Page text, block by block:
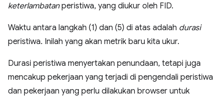
keterlambatanperistiwa, yang diukur oleh FID.
Waktu antara langkah (1) dan (5) di atas adalah durasi
peristiwa. Inilah yang akan metrik baru kita ukur.
Durasi peristiwa menyertakan penundaan, tetapi juga
mencakup pekerjaan yang terjadi di pengendali peristiwa
dan pekerjaan yang perlu dilakukan browser untuk